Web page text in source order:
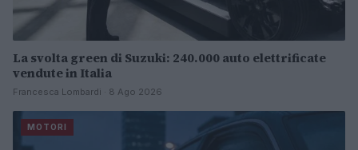
La svolta green di Suzuki: 240.000 auto elettrificate
vendute in Italia
Francesca Lombardi · 8 Ago 2026
MOTORI